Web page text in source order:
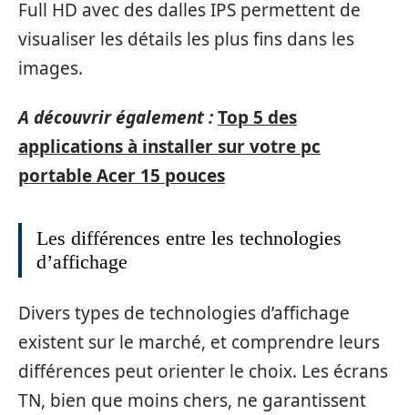
Full HD avec des dalles IPS permettent de
visualiser les détails les plus fins dans les
images.
A découvrir également :Top 5 des
applications à installer sur votre pc
portable Acer 15 pouces
Les différences entre les technologies
d’affichage
Divers types de technologies d’affichage
existent sur le marché, et comprendre leurs
différences peut orienter le choix. Les écrans
TN, bien que moins chers, ne garantissent